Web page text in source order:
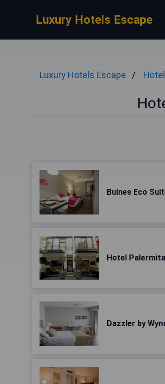
Luxury Hotels Escape
Luxury Hotels Escape
Bulnes Eco
Hotel
Dazzler by